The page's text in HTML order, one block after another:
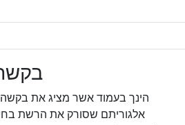
הינך בעמוד אשר מציג את
אלגוריתם שסורק את הרשת